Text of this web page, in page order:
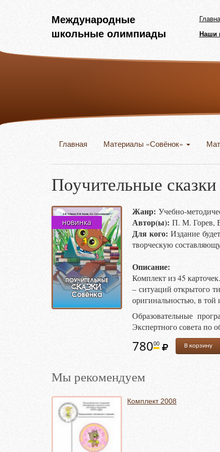
Международные
школьные олимпиады
Наши
Главная Материалы «Совёнок»
Поучительные
новинка
Жанр: Учебно-
Автор(ы): П. М. Горев,
Для кого:Издание
творческую
Описание:
Комплект из 45
– ситуаций открытого
оригинальностью, в той
Образовательные
Экспертного совета
78000 В корзину
Мы рекомендуем
Комплект 2008